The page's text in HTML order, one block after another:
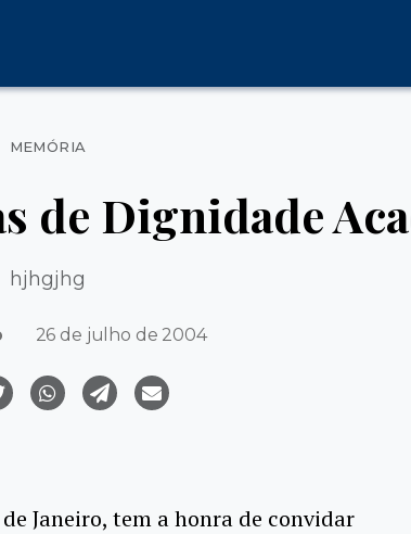
Categorias
MEMÓRIA
de Dignidade
hjhgjhg
26 de julho de 2004
Janeiro, tem a honra de convidar